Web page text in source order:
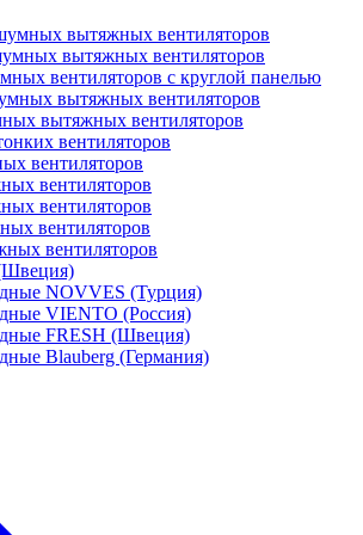
вытяжных вентиляторов
вытяжных вентиляторов
вентиляторов с круглой панелью
вытяжных вентиляторов
вытяжных вентиляторов
вентиляторов
вентиляторов
вентиляторов
вентиляторов
вентиляторов
вентиляторов
NOVVES (Турция)
VIENTO (Россия)
FRESH (Швеция)
Blauberg (Германия)